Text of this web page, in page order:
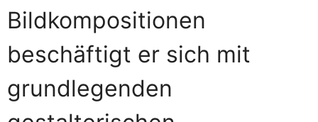
Bildkompositionen
beschäftigt er sich mit
grundlegenden